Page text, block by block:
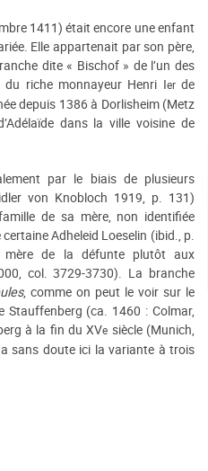
1411) était encore une enfant
Elle appartenait par son père,
dite « Bischof » de l’un des
du riche monnayeur Henri Ierde
depuis 1386 à Dorlisheim (Metz
dans la ville voisine de
par le biais de plusieurs
von Knobloch 1919, p. 131)
de sa mère, non identifiée
Adheleid Loeselin (ibid., p.
mère de la défunte plutôt aux
col. 3729-3730). La branche
, comme on peut le voir sur le
(ca. 1460 : Colmar,
à la fin du XVe siècle (Munich,
sans doute ici la variante à trois